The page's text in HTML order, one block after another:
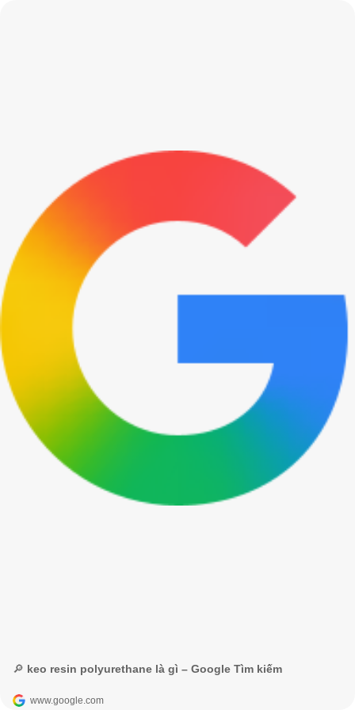
🔎 keo resin polyurethane là gì – Google Tìm kiếm
www.google.com